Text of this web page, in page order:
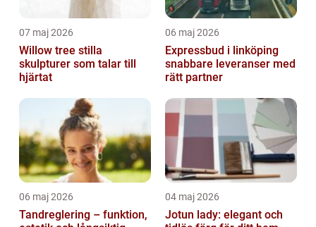
07 maj 2026
Willow tree stilla
skulpturer som talar till
hjärtat
06 maj 2026
Expressbud i linköping
snabbare leveranser med
rätt partner
06 maj 2026
Tandreglering – funktion,
04 maj 2026
Jotun lady: elegant och